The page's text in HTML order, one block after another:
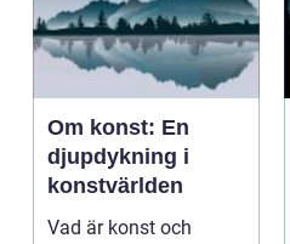
Om konst: En
djupdykning i
konstvärlden
Vad är konst och